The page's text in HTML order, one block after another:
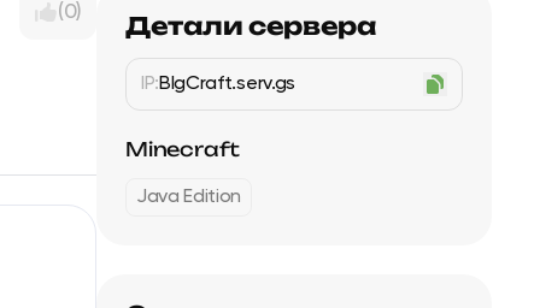
(0) Детали сервера
IP:BlgCraft.serv.gs
Minecraft
Java Edition